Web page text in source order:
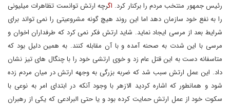
رئیس جمهور منتخب مردم را برکنار کرد. اگرچه ارتش توانست تظاهرات میلیونی
را به نفع خود سازمان دهد اما این روند هیچ گونه مشروعیتی را نمی تواند برای
شرایط بعد از مرسی ایجاد نماید. شاید ارتش فکر نمی کرد که طرفداران اخوان و
مرسی با این شدت به صحنه آمده و با آن مقابله کنند. به همین دلیل بود که
متاسفانه دست به این قتل عام زد و خوی ارتشی خود را با چنگال های تیز نشان
داد. این عمل ارتش سبب شد که ضربه بزرگی به وجهه ارتش در میان مردم زده
شود و همانطور که اشاره کردید الازهر با وجود آنکه در ابتدای امر به نوعی با
سکوت خود از عمل ارتش حمایت کرده بود و یا حتی البرادعی که یکی از رهبران